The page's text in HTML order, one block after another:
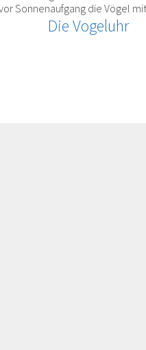
Sonnenaufgang die Vögel
Die Vogeluhr